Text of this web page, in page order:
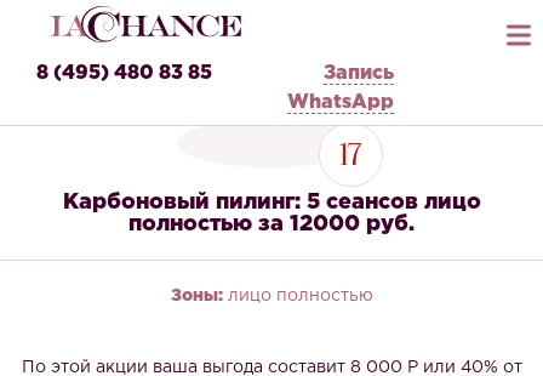
8 (495) 480 83 85
Запись
WhatsApp
17
Карбоновый пилинг: 5 сеансов лицо
полностью за 12000 руб.
Зоны:лицо полностью
По этой акции ваша выгода составит 8 000 Р или 40% от